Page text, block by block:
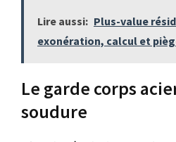
Lire aussi: Plus-value
exonération, calcul et
Le garde corps
soudure